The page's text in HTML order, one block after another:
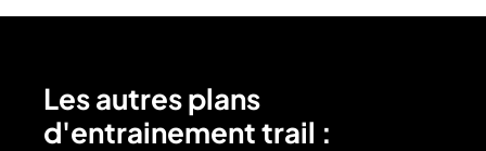
Les autres plans
d'entrainement trail :